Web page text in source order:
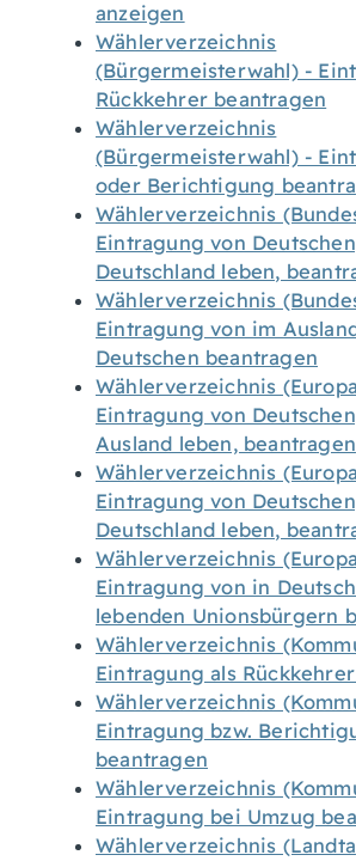
anzeigen
Wählerverzeichnis
(Bürgermeisterwahl) -
Rückkehrer beantragen
Wählerverzeichnis
(Bürgermeisterwahl) -
oder Berichtigung
Wählerverzeichnis
Eintragung von
Deutschland leben,
Wählerverzeichnis
Eintragung von im
Deutschen beantragen
Wählerverzeichnis
Eintragung von
Ausland leben, beantragen
Wählerverzeichnis
Eintragung von
Deutschland leben,
Wählerverzeichnis
Eintragung von in
lebenden Unionsbürgern
Wählerverzeichnis
Eintragung als
Wählerverzeichnis
Eintragung bzw.
beantragen
Wählerverzeichnis
Eintragung bei Umzug
Wählerverzeichnis